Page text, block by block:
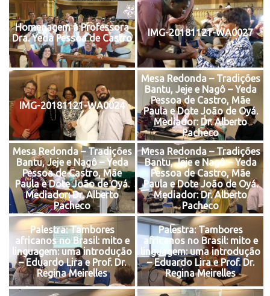
Homenagem à Professora
Dra. Yeda Pessoa de Castro
IMG-20181121-WA0027
IMG-20181121-WA0024
Mesa Redonda – Tradições
Bantu, Jeje e Nagô – Yeda
Pessoa de Castro, Mãe
Paula e Dote João de Oyá.
Mediador: Dr. Alberto
Pacheco
Mesa Redonda – Tradições
Bantu, Jeje e Nagô – Yeda
Pessoa de Castro, Mãe
Paula e Dote João de Oyá.
Mediador: Dr. Alberto
Pacheco
Mesa Redonda – Tradições
Bantu, Jeje e Nagô – Yeda
Pessoa de Castro, Mãe
Paula e Dote João de Oyá.
Mediador: Dr. Alberto
Pacheco
Palestra: Tambores
africanos no Brasil: mito e
linguagem: uma introdução
– Eduardo Lira e Prof. Dr.
Regina Meirelles
Palestra: Tambores
africanos no Brasil: mito e
linguagem: uma introdução
– Eduardo Lira e Prof. Dr.
Regina Meirelles